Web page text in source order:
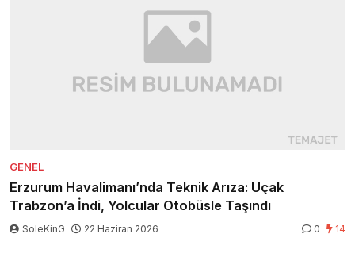
GENEL
Erzurum Havalimanı’nda Teknik Arıza: Uçak
Trabzon’a İndi, Yolcular Otobüsle Taşındı
SoleKinG 22 Haziran 2026 0 14